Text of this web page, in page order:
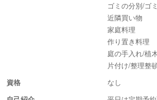
ゴミの分別/ゴ
近隣買い物
家庭料理
作り置き料理
庭の手入れ/植
片付け/整理整
資格
なし